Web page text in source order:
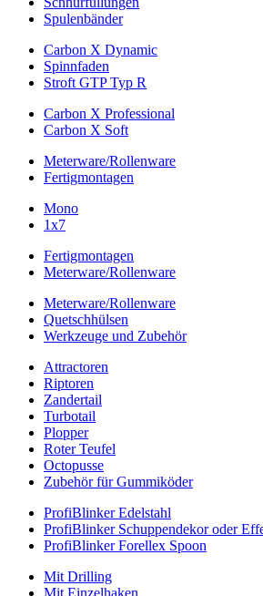
Spulenbänder
Carbon X Dynamic
Spinnfaden
Stroft GTP Typ R
Carbon X Professional
Carbon X Soft
Meterware/Rollenware
Fertigmontagen
Mono
1x7
Fertigmontagen
Meterware/Rollenware
Meterware/Rollenware
Quetschhülsen
Werkzeuge und Zubehör
Attractoren
Riptoren
Zandertail
Turbotail
Plopper
Roter Teufel
Octopusse
Zubehör für Gummiköder
ProfiBlinker Edelstahl
ProfiBlinker Schuppendekor oder
ProfiBlinker Forellex Spoon
Mit Drilling
Mit Einzelhaken